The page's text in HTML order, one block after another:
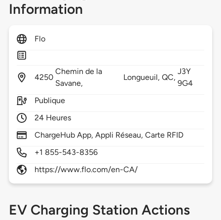
Information
Flo
4250
Chemin de la
Savane,
Longueuil,QC,
J3Y
9G4
Publique
24 Heures
ChargeHub App, Appli Réseau, Carte RFID
+1 855-543-8356
https://www.flo.com/en-CA/
EV Charging Station Actions